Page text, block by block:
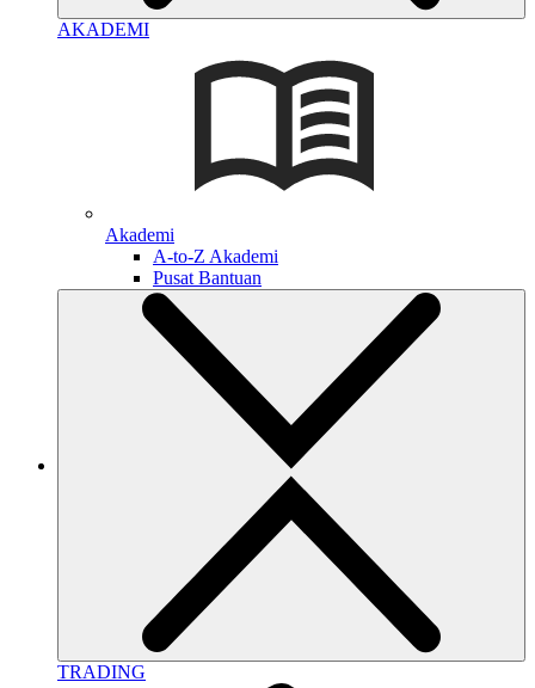
AKADEMI
Akademi
A-to-Z Akademi
Pusat Bantuan
TRADING